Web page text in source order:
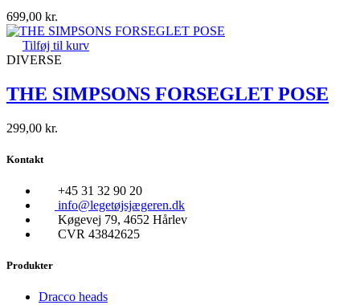
699,00 kr.
Tilføj til kurv
DIVERSE
THE SIMPSONS FORSEGLET POSE
299,00 kr.
Kontakt
+45 31 32 90 20
info@legetøjsjægeren.dk
Køgevej 79, 4652 Hårlev
CVR 43842625
Produkter
Dracco heads